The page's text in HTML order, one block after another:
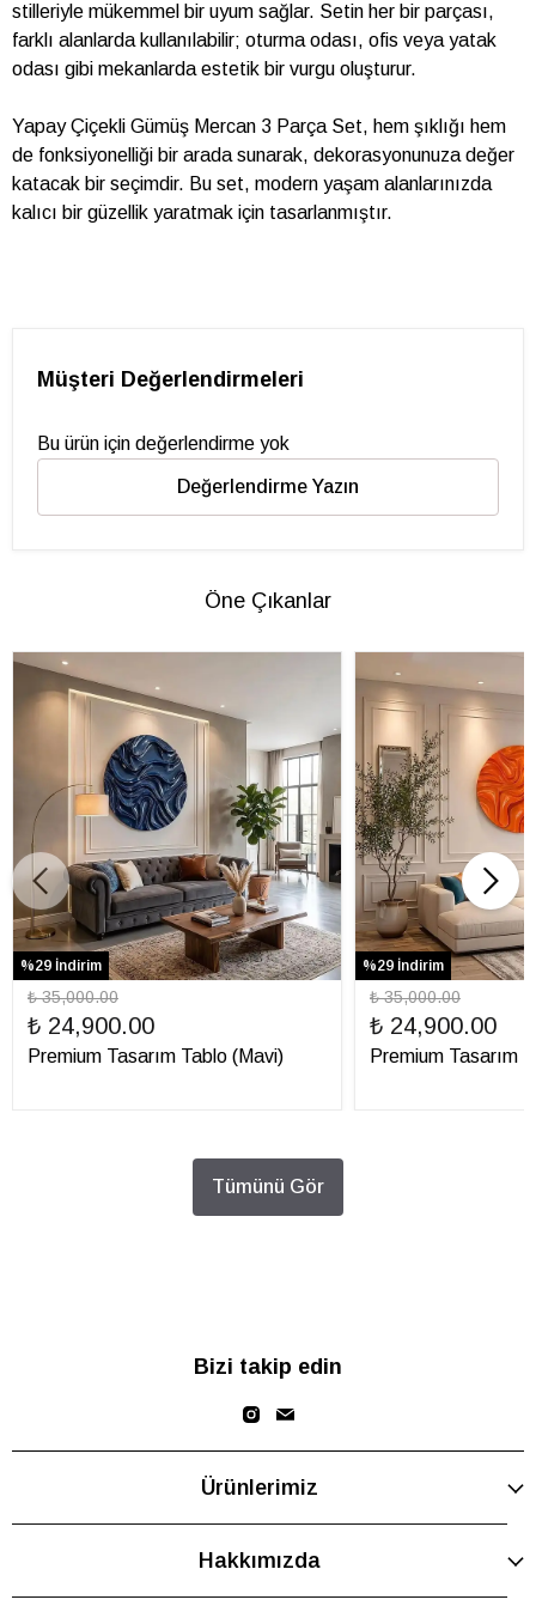
stilleriyle mükemmel bir uyum sağlar. Setin her bir parçası,
farklı alanlarda kullanılabilir; oturma odası, ofis veya yatak
odası gibi mekanlarda estetik bir vurgu oluşturur.
Yapay Çiçekli Gümüş Mercan 3 Parça Set, hem şıklığı hem
de fonksiyonelliği bir arada sunarak, dekorasyonunuza değer
katacak bir seçimdir. Bu set, modern yaşam alanlarınızda
kalıcı bir güzellik yaratmak için tasarlanmıştır.
Müşteri Değerlendirmeleri
Bu ürün için değerlendirme yok
Değerlendirme Yazın
Öne Çıkanlar
%29 İndirim
₺ 35,000.00
₺ 24,900.00
Premium Tasarım Tablo (Mavi)
%29 İndirim
₺ 35,000.00
₺ 24,900.00
Premium Tasarım
Tümünü Gör
Bizi takip edin
Ürünlerimiz
Hakkımızda